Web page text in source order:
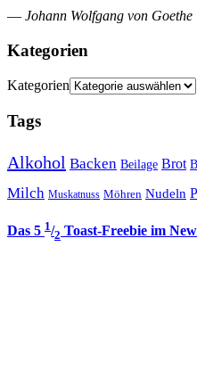
— Johann Wolfgang von Goethe
Kategorien
Kategorien
Tags
Alkohol Backen Beilage Brot
Milch Muskatnuss Möhren Nudeln
Das 5 1/2 Toast-Freebie im